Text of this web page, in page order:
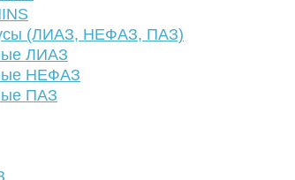
(ЛИАЗ, НЕФАЗ, ПАЗ)
ЛИАЗ
НЕФАЗ
ПАЗ